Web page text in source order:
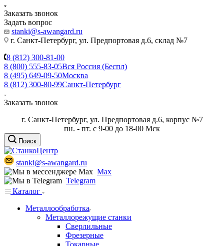
Заказать звонок
Задать вопрос
stanki@s-awangard.ru
г. Санкт-Петербург, ул. Предпортовая д.6, склад №7
8 (812) 300-81-00
8 (800) 555-83-05Вся Россия (Беспл)
8 (495) 649-09-50Москва
8 (812) 300-80-99Санкт-Петербург
Заказать звонок
г. Санкт-Петербург, ул. Предпортовая д.6, корпус №7
пн. - пт. с 9-00 до 18-00 Мск
Поиск
stanki@s-awangard.ru
Max
Telegram
Каталог
Металлообработка
Металлорежущие станки
Сверлильные
Фрезерные
Токарные